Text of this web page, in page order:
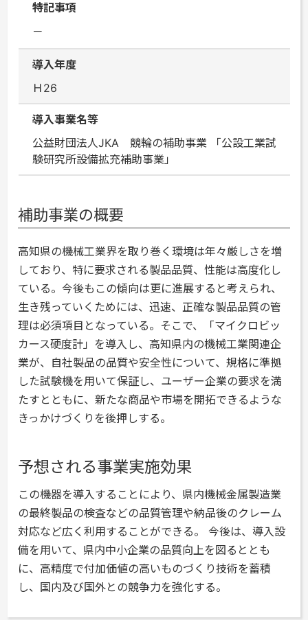
特記事項
－
導入年度
Ｈ26
導入事業名等
公益財団法人JKA 競輪の補助事業 「公設工業試
験研究所設備拡充補助事業」
補助事業の概要
高知県の機械工業界を取り巻く環境は年々厳しさを増
しており、特に要求される製品品質、性能は高度化し
ている。今後もこの傾向は更に進展すると考えられ、
生き残っていくためには、迅速、正確な製品品質の管
理は必須項目となっている。そこで、「マイクロビッ
カース硬度計」を導入し、高知県内の機械工業関連企
業が、自社製品の品質や安全性について、規格に準拠
した試験機を用いて保証し、ユーザー企業の要求を満
たすとともに、新たな商品や市場を開拓できるような
きっかけづくりを後押しする。
予想される事業実施効果
この機器を導入することにより、県内機械金属製造業
の最終製品の検査などの品質管理や納品後のクレーム
対応など広く利用することができる。
今後は、導入設
備を用いて、県内中小企業の品質向上を図るととも
に、高精度で付加価値の高いものづくり技術を蓄積
し、国内及び国外との競争力を強化する。